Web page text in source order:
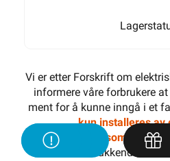
Vi er etter Forskrift om
informere våre forbrukere
ment for å kunne inngå i et
kun installeres av
installasjonsvirksomhet
.
som utelukkende er